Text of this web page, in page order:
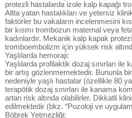
protezli hastalarda izole kalp kapağı
Altta yatan hastalıkları ve yetersiz
faktörler bu vakaların incelenmesini
bir kısmı trombozun maternal veya
kadınlardır. Mekanik kalp kapak
tromboembolizm için yüksek risk
Yaşlılarda hemoraji:
Yaşlılarda profilaktik dozaj sınırları ile
bir artış gözlenmemektedir. Bununla
nedeniyle yaşlı hastalar (özellikle 80
terapötik dozaj sınırları ile kanama
artan risk altında olabilirler. Dikkatli
edilmektedir (bkz. “Pozoloji ve
Böbrek Yetmezliği: